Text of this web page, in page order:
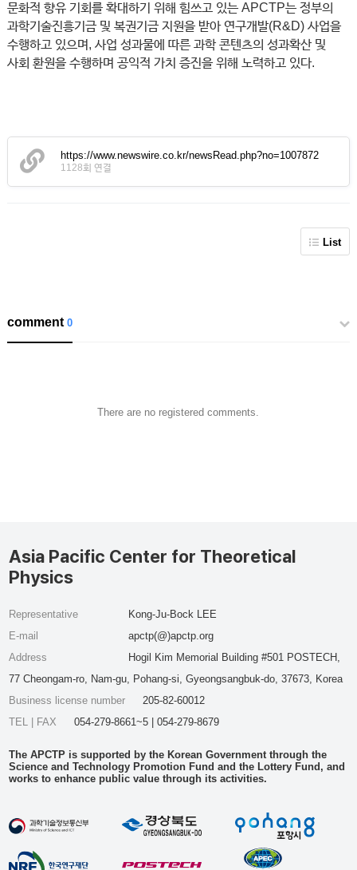
문화적 향유 기회를 확대하기 위해 힘쓰고 있는 APCTP는 정부의
과학기술진흥기금 및 복권기금 지원을 받아 연구개발(R&D) 사업을
수행하고 있으며, 사업 성과물에 따른 과학 콘텐츠의 성과확산 및
사회 환원을 수행하며 공익적 가치 증진을 위해 노력하고 있다.
https://www.newswire.co.kr/newsRead.php?no=1007872
1128회 연결
List
comment0
There are no registered comments.
Asia Pacific Center for Theoretical
Physics
Representative
Kong-Ju-Bock LEE
E-mail
apctp(@)apctp.org
Address
Hogil Kim Memorial Building #501 POSTECH,
77 Cheongam-ro, Nam-gu, Pohang-si, Gyeongsangbuk-do, 37673, Korea
Business license number
205-82-60012
TEL | FAX
054-279-8661~5 | 054-279-8679
The APCTP is supported by the Korean Government through the
Science and Technology Promotion Fund and the Lottery Fund, and
works to enhance public value through its activities.